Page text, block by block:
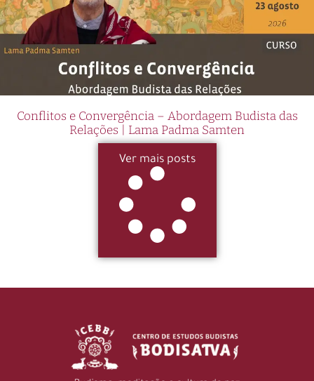
Conflitos e Convergência – Abordagem Budista das
Relações | Lama Padma Samten
Ver mais posts